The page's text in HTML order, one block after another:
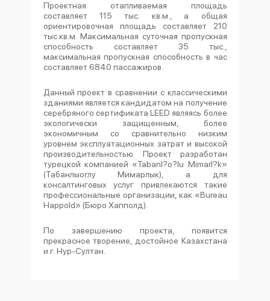
Проектная отапливаемая площадь
составляет 115 тыс. кв.м., а общая
ориентировочная площадь составляет 210
тыс.кв.м. Максимальная суточная пропускная
способность составляет 35 тыс.,
максимальная пропускная способность в час
составляет 6840 пассажиров.
Данный проект в сравнении с классическими
зданиями является кандидатом на получение
серебряного сертификата LEED являясь более
экологически защищенным, более
экономичным со сравнительно низким
уровнем эксплуатационных затрат и высокой
производительностью. Проект разработан
турецкой компанией «Tabanl?o?lu Mimarl?k»
(Табанлыоглу Мимарлык), а для
консалтинговых услуг привлекаются такие
профессиональные организации, как «Bureau
Happold» (Бюро Хапполд).
По завершению проекта, появится
прекрасное творение, достойное Казахстана
и г. Нур-Султан.